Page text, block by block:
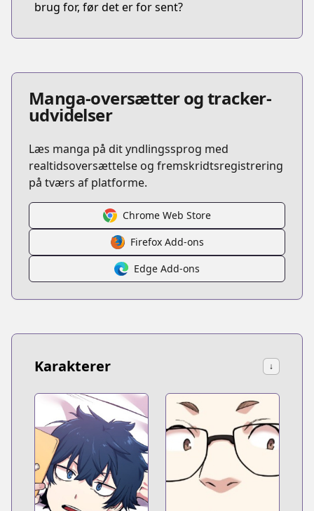
brug for, før det er for sent?
Manga-oversætter og tracker-
udvidelser
Læs manga på dit yndlingssprog med
realtidsoversættelse og fremskridtsregistrering
på tværs af platforme.
Chrome Web Store
Firefox Add-ons
Edge Add-ons
Karakterer ↓